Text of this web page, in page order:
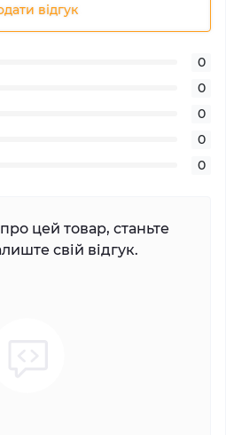
відгук
0
0
0
0
0
цей товар, станьте
свій відгук.